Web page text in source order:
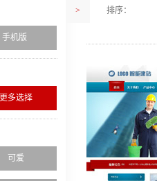
手机版
更多选择
可爱
> 排序：